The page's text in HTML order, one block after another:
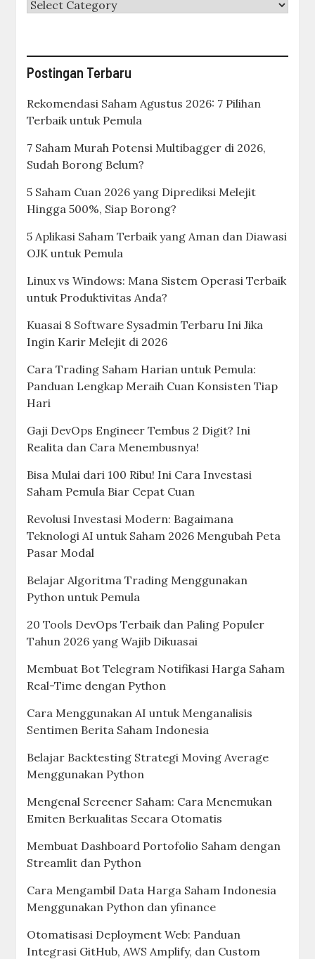
Categories
Postingan Terbaru
Rekomendasi Saham Agustus 2026: 7 Pilihan
Terbaik untuk Pemula
7 Saham Murah Potensi Multibagger di 2026,
Sudah Borong Belum?
5 Saham Cuan 2026 yang Diprediksi Melejit
Hingga 500%, Siap Borong?
5 Aplikasi Saham Terbaik yang Aman dan Diawasi
OJK untuk Pemula
Linux vs Windows: Mana Sistem Operasi Terbaik
untuk Produktivitas Anda?
Kuasai 8 Software Sysadmin Terbaru Ini Jika
Ingin Karir Melejit di 2026
Cara Trading Saham Harian untuk Pemula:
Panduan Lengkap Meraih Cuan Konsisten Tiap
Hari
Gaji DevOps Engineer Tembus 2 Digit? Ini
Realita dan Cara Menembusnya!
Bisa Mulai dari 100 Ribu! Ini Cara Investasi
Saham Pemula Biar Cepat Cuan
Revolusi Investasi Modern: Bagaimana
Teknologi AI untuk Saham 2026 Mengubah Peta
Pasar Modal
Belajar Algoritma Trading Menggunakan
Python untuk Pemula
20 Tools DevOps Terbaik dan Paling Populer
Tahun 2026 yang Wajib Dikuasai
Membuat Bot Telegram Notifikasi Harga Saham
Real-Time dengan Python
Cara Menggunakan AI untuk Menganalisis
Sentimen Berita Saham Indonesia
Belajar Backtesting Strategi Moving Average
Menggunakan Python
Mengenal Screener Saham: Cara Menemukan
Emiten Berkualitas Secara Otomatis
Membuat Dashboard Portofolio Saham dengan
Streamlit dan Python
Cara Mengambil Data Harga Saham Indonesia
Menggunakan Python dan yfinance
Otomatisasi Deployment Web: Panduan
Integrasi GitHub, AWS Amplify, dan Custom